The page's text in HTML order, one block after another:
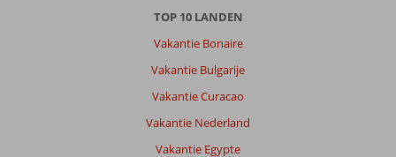
TOP 10 LANDEN
Vakantie Bonaire
Vakantie Bulgarije
Vakantie Curacao
Vakantie Nederland
Vakantie Egypte